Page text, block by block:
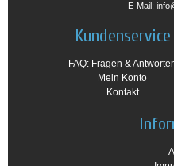
E-Mail:
Kundenservice
FAQ: Fragen &
Mein Konto
Kontakt